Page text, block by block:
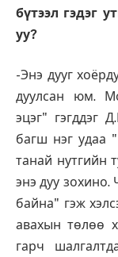
бүтээл гэдэг
уу?
-Энэ дууг
дуулсан юм.
эцэг" гэгддэг
багш нэг удаа
танай нутгийн
энэ дуу
байна" гэж
авахын төлөө
гарч